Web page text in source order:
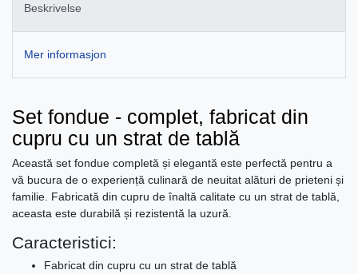
Beskrivelse
Mer informasjon
Set fondue - complet, fabricat din
cupru cu un strat de tablă
Această set fondue completă și elegantă este perfectă pentru a
vă bucura de o experiență culinară de neuitat alături de prieteni și
familie. Fabricată din cupru de înaltă calitate cu un strat de tablă,
aceasta este durabilă și rezistentă la uzură.
Caracteristici:
Fabricat din cupru cu un strat de tablă